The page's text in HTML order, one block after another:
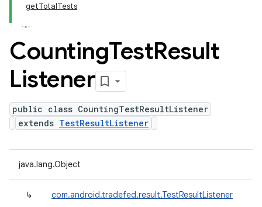
getTotalTests
CountingTestResult
Listener
public class CountingTestResultListener
extends TestResultListener
java.lang.Object
↳ com.android.tradefed.result.TestResultListener